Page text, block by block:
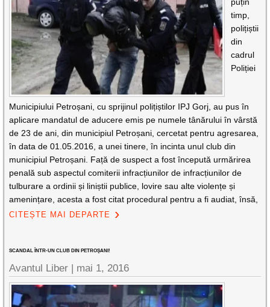
timp,
polițiștii
din
cadrul
Poliției
Municipiului Petroșani, cu sprijinul polițiștilor IPJ Gorj, au pus în
aplicare mandatul de aducere emis pe numele tânărului în vârstă
de 23 de ani, din municipiul Petroșani, cercetat pentru agresarea,
în data de 01.05.2016, a unei tinere, în incinta unul club din
municipiul Petroșani. Față de suspect a fost începută urmărirea
penală sub aspectul comiterii infracțiunilor de infracțiunilor de
tulburare a ordinii și liniștii publice, lovire sau alte violențe și
amenințare, acesta a fost citat procedural pentru a fi audiat, însă,
CITEȘTE MAI DEPARTE
SCANDAL ÎNTR-UN CLUB DIN PETROŞANI!
Avantul Liber | mai 1, 2016